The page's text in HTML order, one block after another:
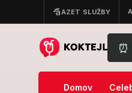
⏰
Šokujúca noc na západe
Domov